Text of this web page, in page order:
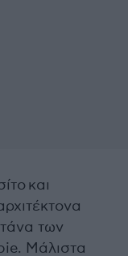
και
των
Μάλιστα